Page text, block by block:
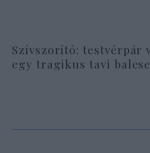
Szívszorító: testvérpár
egy tragikus tavi